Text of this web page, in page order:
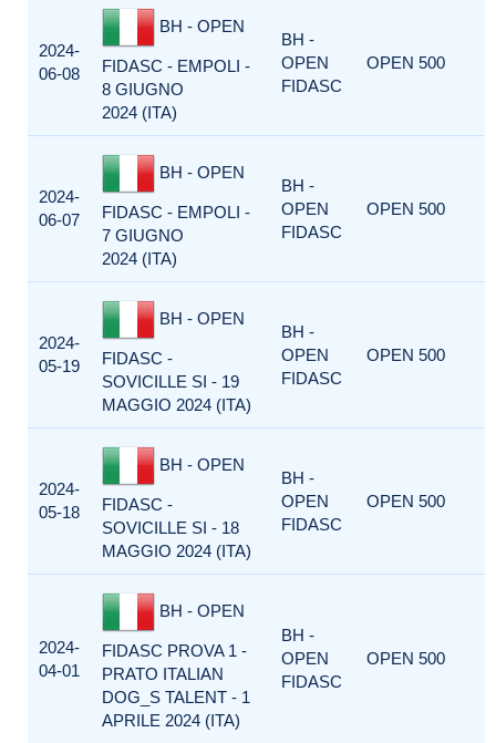
2024-
06-08
BH - OPEN
FIDASC - EMPOLI -
8 GIUGNO
2024 (ITA)
BH -
OPEN
FIDASC
OPEN 500
2024-
06-07
BH - OPEN
FIDASC - EMPOLI -
7 GIUGNO
2024 (ITA)
BH -
OPEN
FIDASC
OPEN 500
2024-
05-19
BH - OPEN
FIDASC -
SOVICILLE SI - 19
MAGGIO 2024 (ITA)
BH -
OPEN
FIDASC
OPEN 500
2024-
05-18
BH - OPEN
FIDASC -
SOVICILLE SI - 18
MAGGIO 2024 (ITA)
BH -
OPEN
FIDASC
OPEN 500
2024-
04-01
BH - OPEN
FIDASC PROVA 1 -
PRATO ITALIAN
DOG_S TALENT - 1
APRILE 2024 (ITA)
BH -
OPEN
FIDASC
OPEN 500